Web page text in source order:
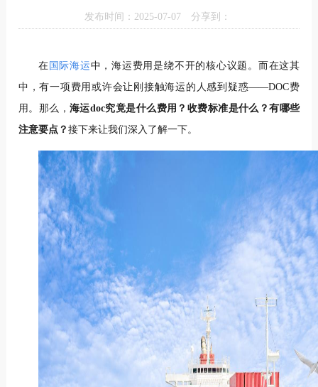
发布时间：2025-07-07 分享到：
在 国际海运中，海运费用是绕不开的核心议题。而在这其
中，有一项费用或许会让刚接触海运的人感到疑惑——DOC费
用。那么， 海运doc究竟是什么费用？收费标准是什么？有哪些
注意要点？ 接下来让我们深入了解一下。